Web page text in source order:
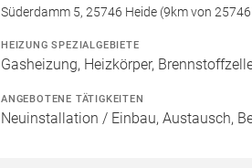
Süderdamm 5, 25746 Heide (9km von
HEIZUNG SPEZIALGEBIETE
Gasheizung, Heizkörper,
ANGEBOTENE TÄTIGKEITEN
Neuinstallation / Einbau, Austausch,